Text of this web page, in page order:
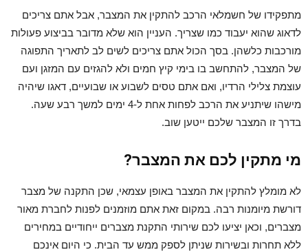
מתפקידו של חשמלאי הרכב להתקין את המצבר, אבל אתם צריכים
לדאוג שהוא יעבוד כמו שצריך. העניין הוא שלא מדובר בביצוע פעולות
מורכבות כלשהן. בסך הכול אתם צריכים לשים לב לתאריך התפוגה
של המצבר, להתחשב בו בימי קיץ חמים ולא להגזים עם המזגן ועם
עוצמת צלילי הרדיו, ואם אתם טסים לשבוע או שבועיים, דאגו שיהיה
מישהו שיתניע את הרכב לפחות אחת ל-4 ימים למשך רבע שעה.
בדרך זו המצבר שלכם ייטען שוב.
מי מתקין לכם את המצבר?
לא מומלץ להתקין את המצבר באופן עצמאי, שכן התקנה של מצבר
דורשת מיומנות רבה. במקום זאת אתם מוזמנים לפנות לחברת מאור
מצברים, וכאן יציעו לכם שירותי התקנת מצברים ייחודיים במחירים
ללא תחרות ובשירות שניתן לספק ממש עד הבית. כי היום אינכם